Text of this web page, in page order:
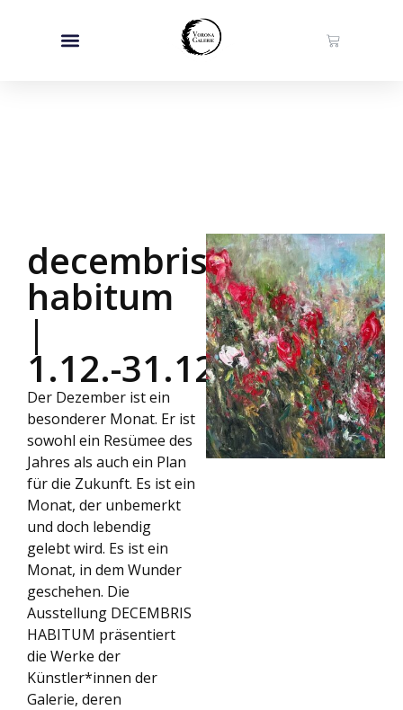
decembris
habitum
|
1.12.-31.12.2023
Der Dezember ist ein
besonderer Monat. Er ist
sowohl ein Resümee des
Jahres als auch ein Plan
für die Zukunft. Es ist ein
Monat, der unbemerkt
und doch lebendig
gelebt wird. Es ist ein
Monat, in dem Wunder
geschehen. Die
Ausstellung DECEMBRIS
HABITUM präsentiert
die Werke der
Künstler*innen der
Galerie, deren